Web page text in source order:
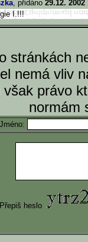
, přidáno 29.12. 2002
I.!!!
stránkách
nemá vliv
právo
normám
Jméno:
Přepiš heslo